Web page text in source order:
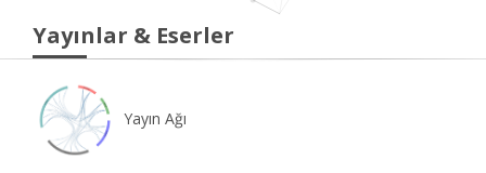
Yayınlar & Eserler
Yayın Ağı